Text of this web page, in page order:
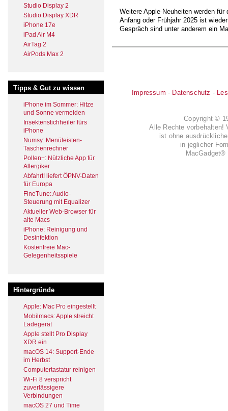
Studio Display 2
Studio Display XDR
iPhone 17e
iPad Air M4
AirTag 2
AirPods Max 2
Tipps & Gut zu wissen
iPhone im Sommer: Hitze
und Sonne vermeiden
Insektenstichheiler fürs
iPhone
Numsy: Menüleisten-
Taschenrechner
Pollen+: Nützliche App für
Allergiker
Abfahrt! liefert ÖPNV-Daten
für Europa
FineTune: Audio-
Steuerung mit Equalizer
Aktueller Web-Browser für
alte Macs
iPhone: Reinigung und
Desinfektion
Kostenfreie Mac-
Gelegenheitsspiele
Hintergründe
Apple: Mac Pro eingestellt
Mobilmacs: Apple streicht
Ladegerät
Apple stellt Pro Display
XDR ein
macOS 14: Support-Ende
im Herbst
Computertastatur reinigen
Wi-Fi 8 verspricht
zuverlässigere
Verbindungen
macOS 27 und Time
Weitere Apple-Neuheiten werden
Anfang oder Frühjahr 2025 ist
Gespräch sind unter anderem ein
Impressum - Datenschutz -
Copyright ©
Alle Rechte vorbehalten!
ist ohne
in jeglicher
MacGadget®